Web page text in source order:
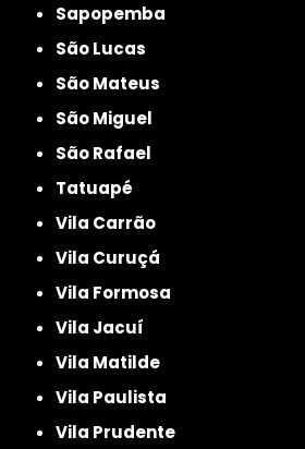
Sapopemba
São Lucas
São Mateus
São Miguel
São Rafael
Tatuapé
Vila Carrão
Vila Curuçá
Vila Formosa
Vila Jacuí
Vila Matilde
Vila Paulista
Vila Prudente